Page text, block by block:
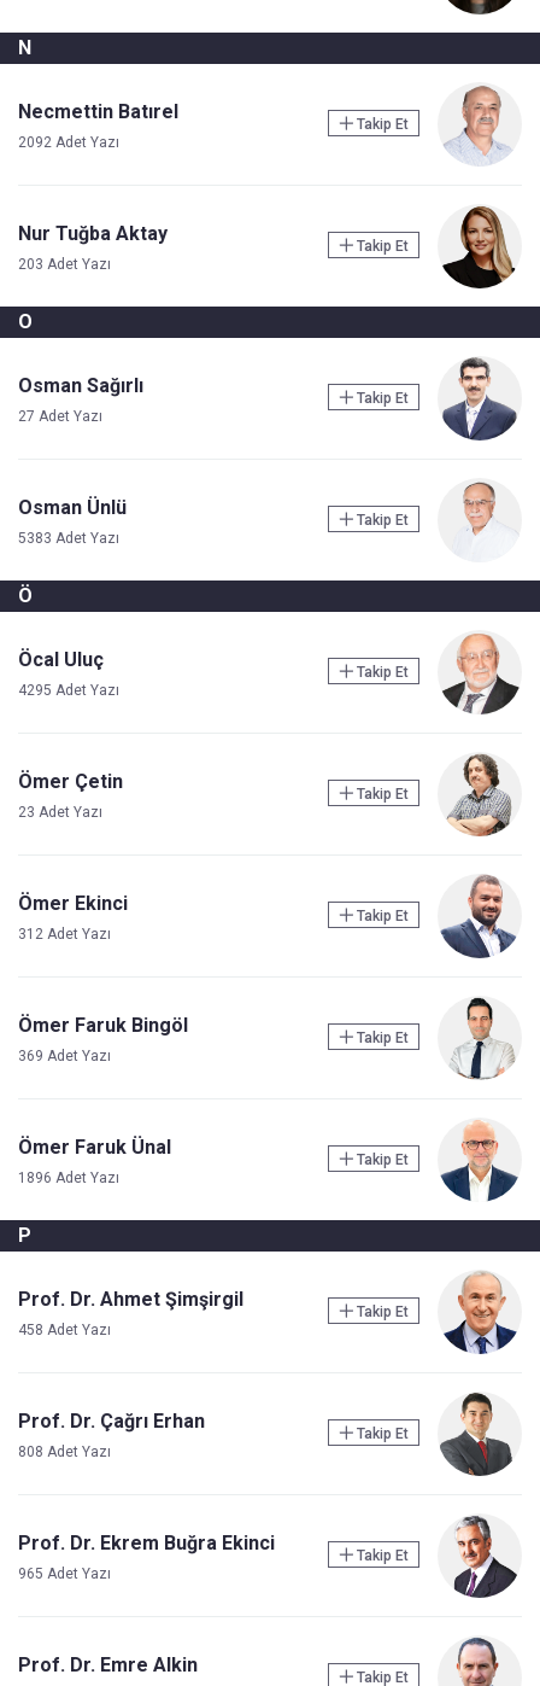
N
Necmettin Batırel
2092 Adet Yazı
Takip Et
Nur Tuğba Aktay
203 Adet Yazı
Takip Et
O
Osman Sağırlı
27 Adet Yazı
Takip Et
Osman Ünlü
5383 Adet Yazı
Takip Et
Ö
Öcal Uluç
4295 Adet Yazı
Takip Et
Ömer Çetin
23 Adet Yazı
Takip Et
Ömer Ekinci
312 Adet Yazı
Takip Et
Ömer Faruk Bingöl
369 Adet Yazı
Takip Et
Ömer Faruk Ünal
1896 Adet Yazı
Takip Et
P
Prof. Dr. Ahmet Şimşirgil
458 Adet Yazı
Takip Et
Prof. Dr. Çağrı Erhan
808 Adet Yazı
Takip Et
Prof. Dr. Ekrem Buğra Ekinci
965 Adet Yazı
Takip Et
Prof. Dr. Emre Alkin
Takip Et